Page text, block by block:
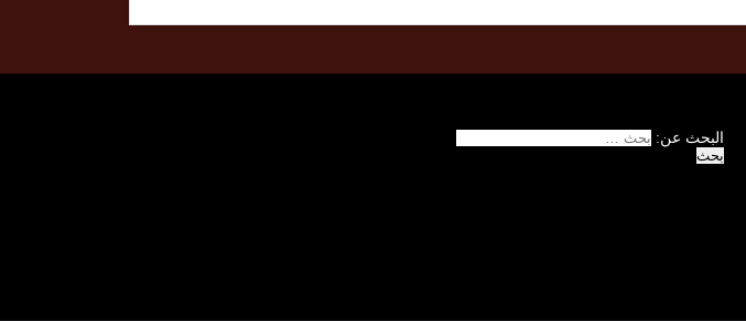
البحث عن: